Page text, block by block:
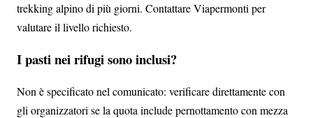
trekking alpino di più giorni. Contattare Viapermonti per
valutare il livello richiesto.
I pasti nei rifugi sono inclusi?
Non è specificato nel comunicato: verificare direttamente con
gli organizzatori se la quota include pernottamento con mezza